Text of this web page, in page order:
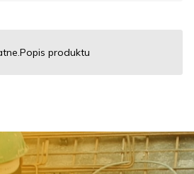
produktu